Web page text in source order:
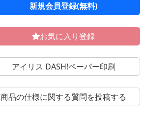
新規会員登録(無料)
お気に入り登録
アイリス DASH!ペーパー印刷
商品の仕様に関する質問を投稿する